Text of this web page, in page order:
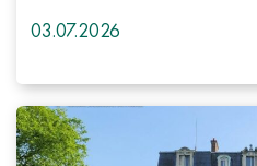
03.07.2026